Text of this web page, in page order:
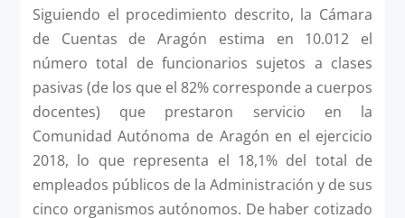
Siguiendo el procedimiento descrito, la Cámara
de Cuentas de Aragón estima en 10.012 el
número total de funcionarios sujetos a clases
pasivas (de los que el 82% corresponde a cuerpos
docentes) que prestaron servicio en la
Comunidad Autónoma de Aragón en el ejercicio
2018, lo que representa el 18,1% del total de
empleados públicos de la Administración y de sus
cinco organismos autónomos. De haber cotizado